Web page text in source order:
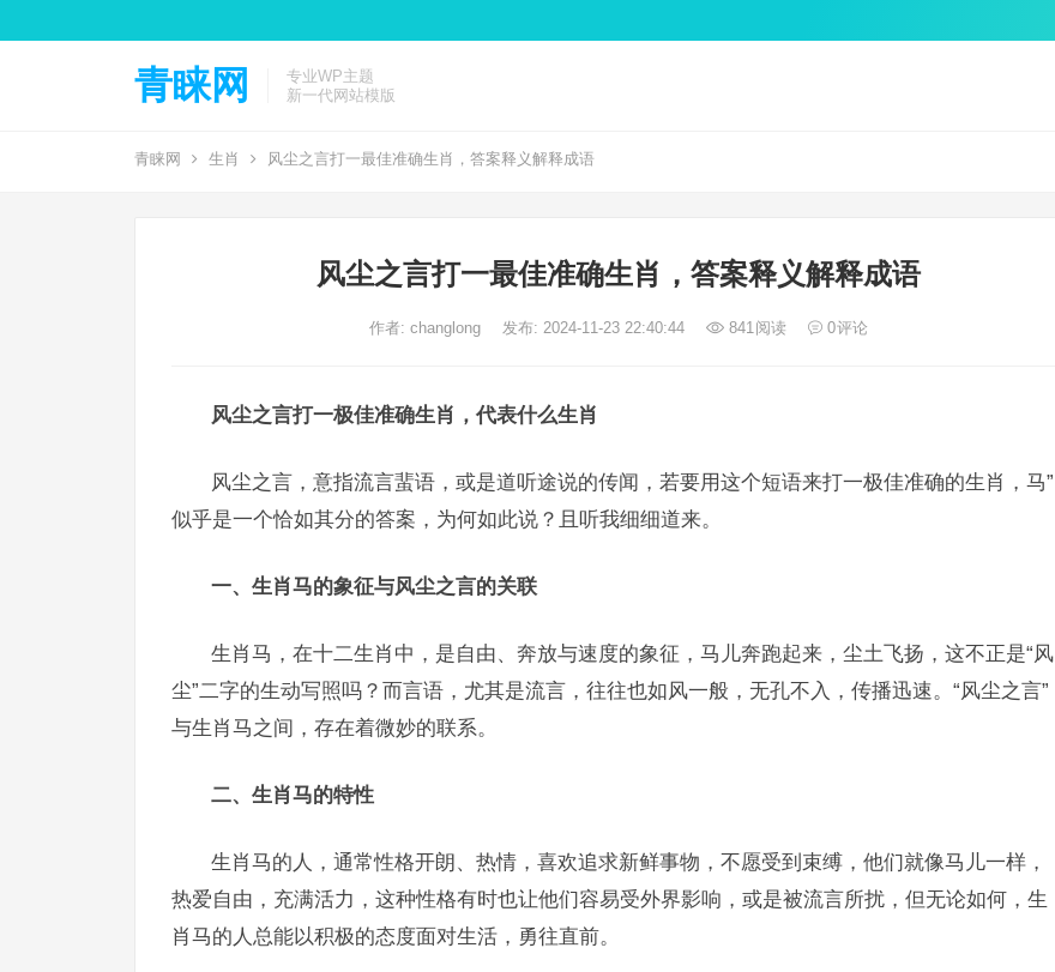
青睐网
专业WP主题
新一代网站模版
青睐网 生肖 风尘之言打一最佳准确生肖，答案释义解释成语
风尘之言打一最佳准确生肖，答案释义解释成语
作者: changlong 发布: 2024-11-23 22:40:44 841阅读 0评论
风尘之言打一极佳准确生肖，代表什么生肖
风尘之言，意指流言蜚语，或是道听途说的传闻，若要用这个短语来打一极佳准确的生肖，马”
似乎是一个恰如其分的答案，为何如此说？且听我细细道来。
一、生肖马的象征与风尘之言的关联
生肖马，在十二生肖中，是自由、奔放与速度的象征，马儿奔跑起来，尘土飞扬，这不正是“风
尘”二字的生动写照吗？而言语，尤其是流言，往往也如风一般，无孔不入，传播迅速。“风尘之言”
与生肖马之间，存在着微妙的联系。
二、生肖马的特性
生肖马的人，通常性格开朗、热情，喜欢追求新鲜事物，不愿受到束缚，他们就像马儿一样，
热爱自由，充满活力，这种性格有时也让他们容易受外界影响，或是被流言所扰，但无论如何，生
肖马的人总能以积极的态度面对生活，勇往直前。